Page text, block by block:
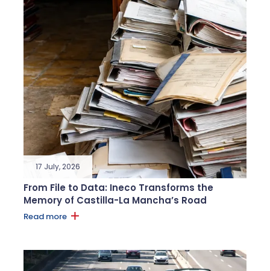
17 July, 2026
From File to Data: Ineco Transforms the
Memory of Castilla-La Mancha’s Road
Read more